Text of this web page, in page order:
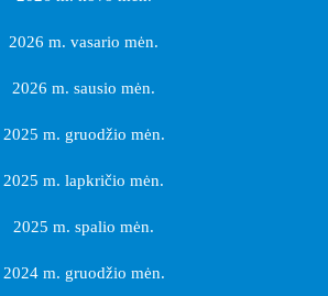
2026 m. vasario mėn.
2026 m. sausio mėn.
2025 m. gruodžio mėn.
2025 m. lapkričio mėn.
2025 m. spalio mėn.
2024 m. gruodžio mėn.